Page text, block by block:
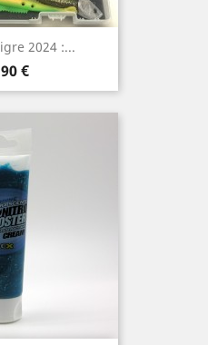
2024 :...
€